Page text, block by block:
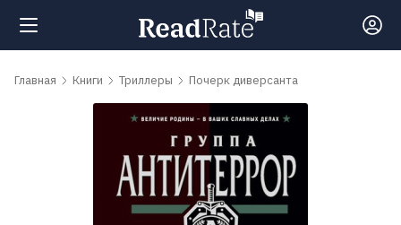
Поиск
Главная Книги Триллеры Почерк диверсанта